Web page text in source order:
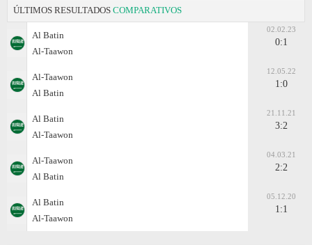
ÚLTIMOS RESULTADOS COMPARATIVOS
Al Batin
Al-Taawon
02.02.23
0:1
Al-Taawon
Al Batin
12.05.22
1:0
Al Batin
Al-Taawon
21.11.21
3:2
Al-Taawon
Al Batin
04.03.21
2:2
Al Batin
Al-Taawon
05.12.20
1:1